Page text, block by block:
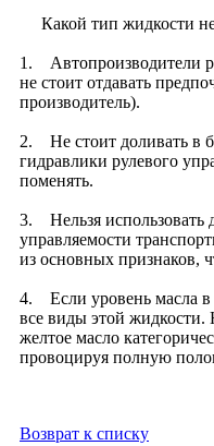
Какой тип жидкости
1. Автопроизводители
не стоит отдавать
производитель).
2. Не стоит доливать в
гидравлики рулевого
поменять.
3. Нельзя использовать
управляемости
из основных признаков,
4. Если уровень масла в
все виды этой жидкости.
желтое масло
провоцируя полную
Возврат к списку